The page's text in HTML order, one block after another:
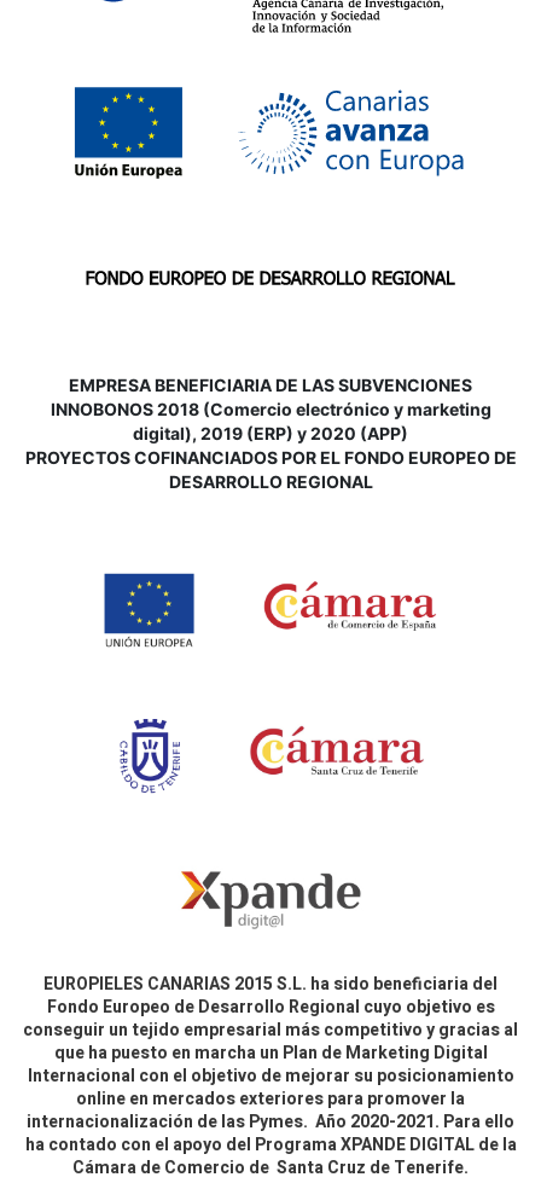
EMPRESA BENEFICIARIA DE LAS SUBVENCIONES
INNOBONOS 2018 (Comercio electrónico y marketing
digital), 2019 (ERP) y 2020 (APP)
PROYECTOS COFINANCIADOS POR EL FONDO EUROPEO DE
DESARROLLO REGIONAL
EUROPIELES CANARIAS 2015 S.L. ha sido beneficiaria del
Fondo Europeo de Desarrollo Regional cuyo objetivo es
conseguir un tejido empresarial más competitivo y gracias al
que ha puesto en marcha un Plan de Marketing Digital
Internacional con el objetivo de mejorar su posicionamiento
online en mercados exteriores para promover la
internacionalización de las Pymes. Año 2020-2021. Para ello
ha contado con el apoyo del Programa XPANDE DIGITAL de la
Cámara de Comercio de Santa Cruz de Tenerife.